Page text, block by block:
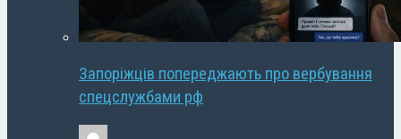
Запоріжців попереджають про вербування
спецслужбами рф